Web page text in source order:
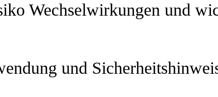
Wechselwirkungen und
und